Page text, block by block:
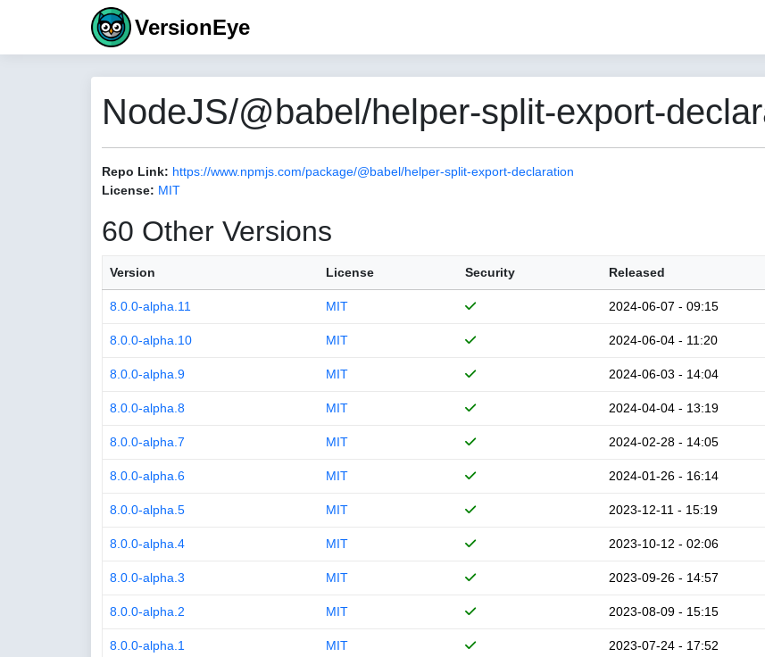
VersionEye
NodeJS/@babel/helper-split-export-
Repo Link: https://www.npmjs.com/package/@babel/helper-split-export-declaration
License: MIT
60 Other Versions
Version License Security Released
8.0.0-alpha.11 MIT 2024-06-07 - 09:15
8.0.0-alpha.10 MIT 2024-06-04 - 11:20
8.0.0-alpha.9 MIT 2024-06-03 - 14:04
8.0.0-alpha.8 MIT 2024-04-04 - 13:19
8.0.0-alpha.7 MIT 2024-02-28 - 14:05
8.0.0-alpha.6 MIT 2024-01-26 - 16:14
8.0.0-alpha.5 MIT 2023-12-11 - 15:19
8.0.0-alpha.4 MIT 2023-10-12 - 02:06
8.0.0-alpha.3 MIT 2023-09-26 - 14:57
8.0.0-alpha.2 MIT 2023-08-09 - 15:15
8.0.0-alpha.1 MIT 2023-07-24 - 17:52